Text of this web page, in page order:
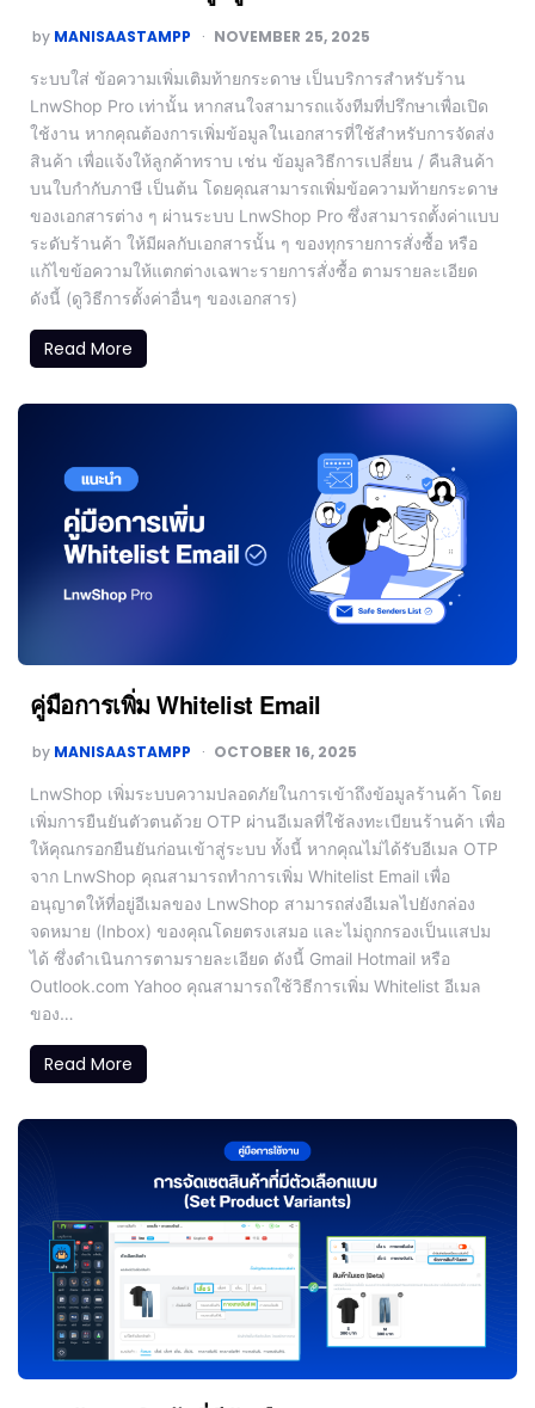
by MANISAASTAMPP NOVEMBER 25, 2025
ระบบใส่ ข้อความเพิ่มเติมท้ายกระดาษ เป็นบริการสำหรับร้าน
LnwShop Pro เท่านั้น หากสนใจสามารถแจ้งทีมที่ปรึกษาเพื่อเปิด
ใช้งาน หากคุณต้องการเพิ่มข้อมูลในเอกสารที่ใช้สำหรับการจัดส่ง
สินค้า เพื่อแจ้งให้ลูกค้าทราบ เช่น ข้อมูลวิธีการเปลี่ยน / คืนสินค้า
บนใบกำกับภาษี เป็นต้น โดยคุณสามารถเพิ่มข้อความท้ายกระดาษ
ของเอกสารต่าง ๆ ผ่านระบบ LnwShop Pro ซึ่งสามารถตั้งค่าแบบ
ระดับร้านค้า ให้มีผลกับเอกสารนั้น ๆ ของทุกรายการสั่งซื้อ หรือ
แก้ไขข้อความให้แตกต่างเฉพาะรายการสั่งซื้อ ตามรายละเอียด
ดังนี้ (ดูวิธีการตั้งค่าอื่นๆ ของเอกสาร)
Read More
คู่มือการเพิ่ม Whitelist Email
by MANISAASTAMPP OCTOBER 16, 2025
LnwShop เพิ่มระบบความปลอดภัยในการเข้าถึงข้อมูลร้านค้า โดย
เพิ่มการยืนยันตัวตนด้วย OTP ผ่านอีเมลที่ใช้ลงทะเบียนร้านค้า เพื่อ
ให้คุณกรอกยืนยันก่อนเข้าสู่ระบบ ทั้งนี้ หากคุณไม่ได้รับอีเมล OTP
จาก LnwShop คุณสามารถทำการเพิ่ม Whitelist Email เพื่อ
อนุญาตให้ที่อยู่อีเมลของ LnwShop สามารถส่งอีเมลไปยังกล่อง
จดหมาย (Inbox) ของคุณโดยตรงเสมอ และไม่ถูกกรองเป็นแสปม
ได้ ซึ่งดำเนินการตามรายละเอียด ดังนี้ Gmail Hotmail หรือ
Outlook.com Yahoo คุณสามารถใช้วิธีการเพิ่ม Whitelist อีเมล
ของ…
Read More